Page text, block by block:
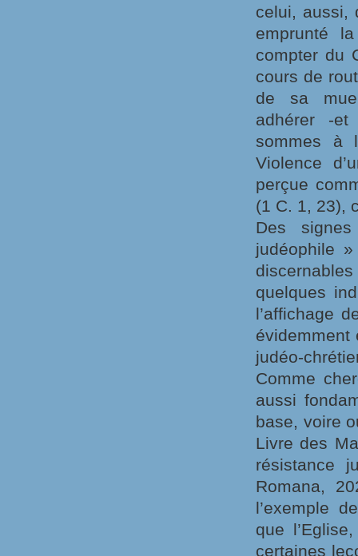
celui, aussi,
emprunté
compter du
cours de
de sa
adhérer -
sommes à
Violence
perçue
(1 C. 1, 23),
Des
judéophile
quelques
l’affichage
évidemment
judéo-
Comme
aussi
base, voire
Livre des
résistance
Romana,
l’exemple
que
certaines